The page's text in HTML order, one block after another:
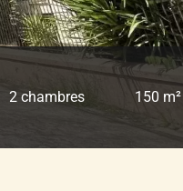
2 chambres 150 m²